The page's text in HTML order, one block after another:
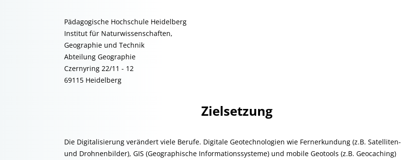
Pädagogische Hochschule Heidelberg
Institut für Naturwissenschaften,
Geographie und Technik
Abteilung Geographie
Czernyring 22/11 - 12
69115 Heidelberg
Zielsetzung
Die Digitalisierung verändert viele Berufe. Digitale Geotechnologien wie Fernerkundung (z.B. Satelliten-
und Drohnenbilder), GIS (Geographische Informationssysteme) und mobile Geotools (z.B. Geocaching)